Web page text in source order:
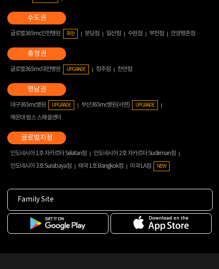
글로벌365mc인천병원 확장 분당점 일산점 수원점 부천점 안양평촌점
글로벌365mc대전병원 UPGRADE 청주점 천안점
대구365mc병원 UPGRADE 부산365mc병원(서면) UPGRADE
해운대 람스 스페셜센터
인도네시아 1호 자카르타 Selatan점
인도네시아 2호 자카르타 Sudirman점
인도네시아 3호 Surabaya점
태국 1호 Bangkok점 미국 LA점 NEW
Family Site